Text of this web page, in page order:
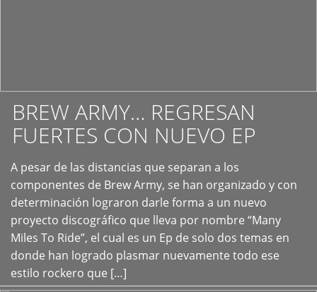
BREW ARMY… REGRESAN
FUERTES CON NUEVO EP
A pesar de las distancias que separan a los
componentes de Brew Army, se han organizado y con
determinación lograron darle forma a un nuevo
proyecto discográfico que lleva por nombre “Many
Miles To Ride”, el cual es un Ep de solo dos temas en
donde han logrado plasmar nuevamente todo ese
estilo rockero que […]
+